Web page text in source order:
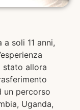
soli 11 anni,
stato allora
un percorso
Uganda,